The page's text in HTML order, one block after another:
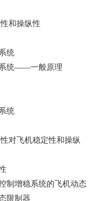
和操纵性
统
统——一般原理
统
对飞机稳定性和操纵
增稳系统的飞机动态
限制器